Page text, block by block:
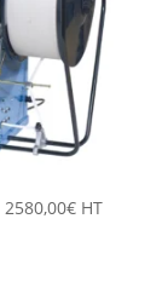
2580,00€ HT